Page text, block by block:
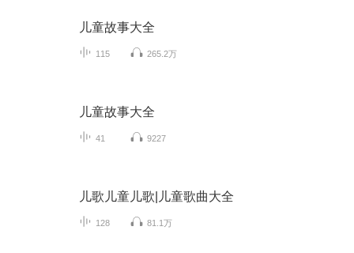
儿童故事大全
115 265.2万
儿童故事大全
41 9227
儿歌儿童儿歌|儿童歌曲大全
128 81.1万